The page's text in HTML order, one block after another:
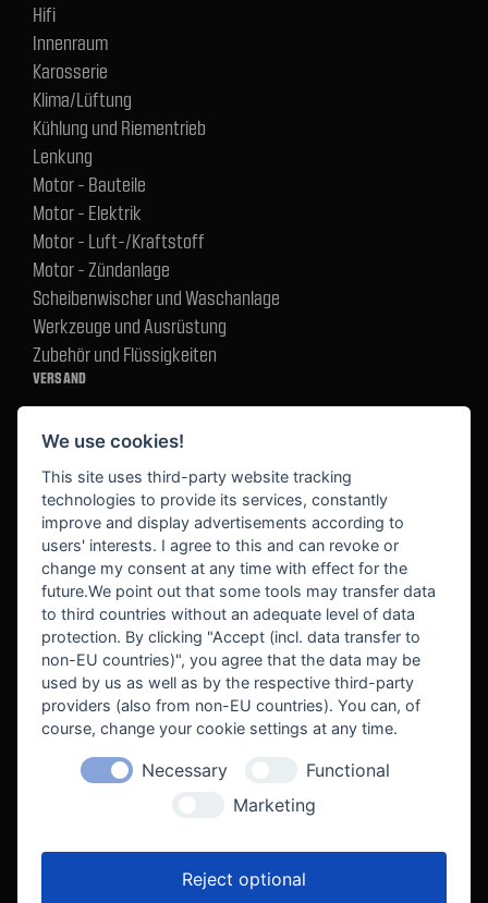
Hifi
Innenraum
Karosserie
Klima/Lüftung
Kühlung und Riementrieb
Lenkung
Motor - Bauteile
Motor - Elektrik
Motor - Luft-/Kraftstoff
Motor - Zündanlage
Scheibenwischer und Waschanlage
Werkzeuge und Ausrüstung
Zubehör und Flüssigkeiten
VERSAND
BEKANNT AUS
We use cookies!
This site uses third-party website tracking
technologies to provide its services, constantly
improve and display advertisements according to
users' interests. I agree to this and can revoke or
change my consent at any time with effect for the
future.We point out that some tools may transfer data
to third countries without an adequate level of data
protection. By clicking "Accept (incl. data transfer to
non-EU countries)", you agree that the data may be
used by us as well as by the respective third-party
providers (also from non-EU countries). You can, of
course, change your cookie settings at any time.
Necessary
Functional
Marketing
Reject optional